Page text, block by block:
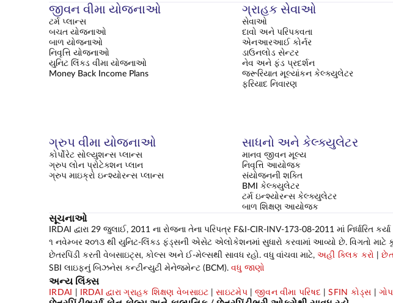
જીવન વીમા યોજનાઓ
ટર્મ પ્લાન્સ
બચત યોજનાઓ
બાળ યોજનાઓ
નિવૃત્તિ યોજનાઓ
યુનિટ લિંક્ડ વીમા યોજનાઓ
Money Back Income Plans
ગ્રાહક સેવાઓ
સેવાઓ
દાવો અને પરિપક્વતા
એનઆરઆઈ કોર્નર
ડાઉનલોડ સેન્ટર
નેવ અને ફંડ પ્રદર્શન
જરૂરિયાત મૂલ્યાંકન કેલ્ક્યુલેટર
ફરિયાદ નિવારણ
ગ્રુપ વીમા યોજનાઓ
કોર્પોરેટ સોલ્યુશન્સ પ્લાન્સ
ગ્રુપ લોન પ્રોટેક્શન પ્લાન
ગ્રુપ માઇક્રો ઇન્શ્યોરન્સ પ્લાન્સ
સાધનો અને કેલ્ક્યુલેટર
માનવ જીવન મૂલ્ય
નિવૃત્તિ આયોજક
સંયોજનની શક્તિ
BMI કેલ્ક્યુલેટર
ટર્મ ઇન્શ્યોરન્સ કેલ્ક્યુલેટર
બાળ શિક્ષણ આયોજક
સૂચનાઓ
IRDAI દ્વારા 29 જુલાઈ, 2011 ના રોજના તેના પરિપત્ર F&I-CIR-INV-173-08-2011 માં
૧ નવેમ્બર ૨૦૧૩ થી યુનિટ-લિંક્ડ ફંડ્સની એસેટ એલોકેશનમાં સુધારો કરવામાં આવ્યો છે. વિગતો માટે
છેતરપિંડી કરતી વેબસાઇટ્સ, કોલ્સ અને ઈ-મેલ્સથી સાવધ રહો. વધુ વાંચવા માટે, અહીં ક્લિક કરો |
SBI લાઇફનું બિઝનેસ કન્ટીન્યુટી મેનેજમેન્ટ (BCM). વધુ જાણો
અન્ય લિંક્સ
IRDAI IRDAI દ્વારા ગ્રાહક શિક્ષણ વેબસાઇટ |સાઇટમેપ| જીવન વીમા પરિષદ |SFIN કોડ્સ